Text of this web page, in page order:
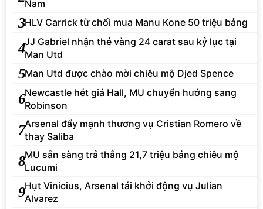
Nam
3HLV Carrick từ chối mua Manu Kone 50 triệu bảng
4JJ Gabriel nhận thẻ vàng 24 carat sau kỷ lục tại
Man Utd
5Man Utd được chào mời chiêu mộ Djed Spence
6Newcastle hét giá Hall, MU chuyển hướng sang
Robinson
7Arsenal đẩy mạnh thương vụ Cristian Romero về
thay Saliba
8MU sẵn sàng trả thẳng 21,7 triệu bảng chiêu mộ
Lucumi
9Hụt Vinicius, Arsenal tái khởi động vụ Julian
Alvarez